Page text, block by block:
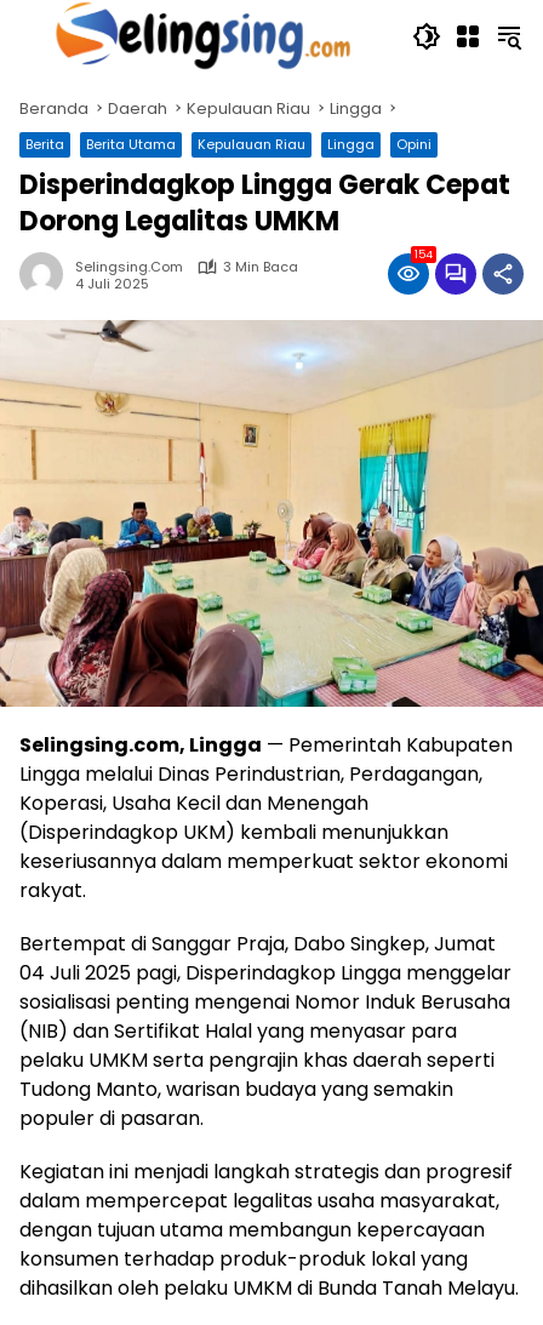
Langsung
Beranda Daerah Kepulauan Riau Lingga
Berita Berita Utama Kepulauan Riau Lingga Opini
Disperindagkop Lingga Gerak Cepat
Dorong Legalitas UMKM
Selingsing.com
3 Min Baca
4 Juli 2025
154
Selingsing.com, Lingga — Pemerintah Kabupaten
Lingga melalui Dinas Perindustrian, Perdagangan,
Koperasi, Usaha Kecil dan Menengah
(Disperindagkop UKM) kembali menunjukkan
keseriusannya dalam memperkuat sektor ekonomi
rakyat.
Bertempat di Sanggar Praja, Dabo Singkep, Jumat
04 Juli 2025 pagi, Disperindagkop Lingga menggelar
sosialisasi penting mengenai Nomor Induk Berusaha
(NIB) dan Sertifikat Halal yang menyasar para
pelaku UMKM serta pengrajin khas daerah seperti
Tudong Manto, warisan budaya yang semakin
populer di pasaran.
Kegiatan ini menjadi langkah strategis dan progresif
dalam mempercepat legalitas usaha masyarakat,
dengan tujuan utama membangun kepercayaan
konsumen terhadap produk-produk lokal yang
dihasilkan oleh pelaku UMKM di Bunda Tanah Melayu.